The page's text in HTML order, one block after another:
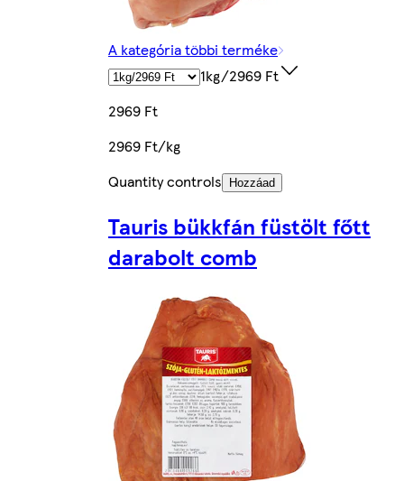
A kategória többi terméke
1kg/2969 Ft
2969 Ft
2969 Ft/kg
Quantity controls
Hozzáad
Tauris bükkfán füstölt főtt
darabolt comb